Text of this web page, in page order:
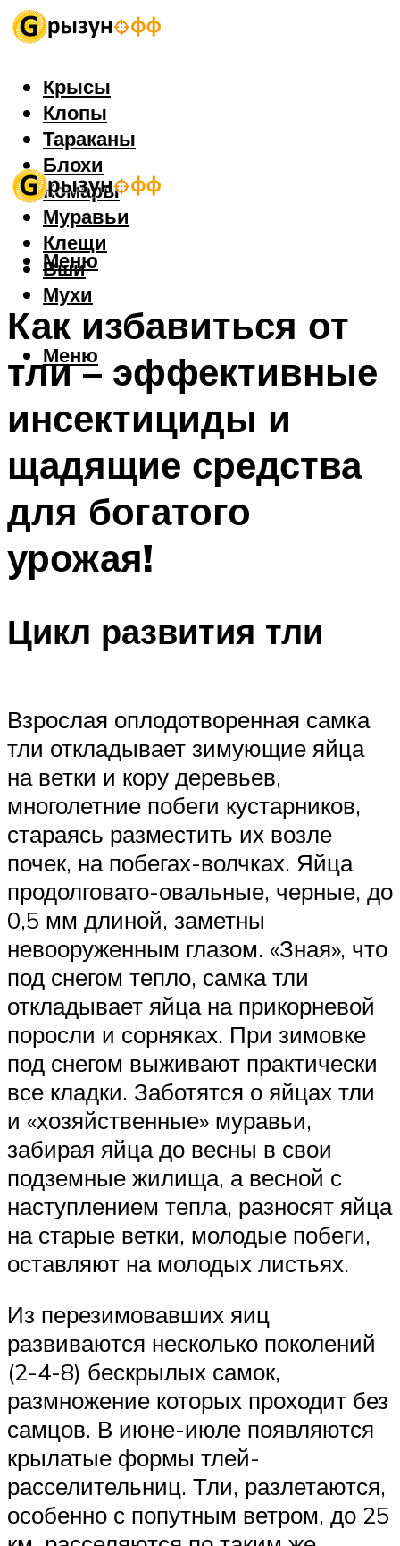
Крысы
Клопы
Тараканы
Блохи
Комары
Муравьи
Клещи
Вши
Мухи
Меню
Меню
Как избавиться от
тли – эффективные
инсектициды и
щадящие средства
для богатого
урожая!
Цикл развития тли
Взрослая оплодотворенная самка
тли откладывает зимующие яйца
на ветки и кору деревьев,
многолетние побеги кустарников,
стараясь разместить их возле
почек, на побегах-волчках. Яйца
продолговато-овальные, черные, до
0,5 мм длиной, заметны
невооруженным глазом. «Зная», что
под снегом тепло, самка тли
откладывает яйца на прикорневой
поросли и сорняках. При зимовке
под снегом выживают практически
все кладки. Заботятся о яйцах тли
и «хозяйственные» муравьи,
забирая яйца до весны в свои
подземные жилища, а весной с
наступлением тепла, разносят яйца
на старые ветки, молодые побеги,
оставляют на молодых листьях.
Из перезимовавших яиц
развиваются несколько поколений
(2-4-8) бескрылых самок,
размножение которых проходит без
самцов. В июне-июле появляются
крылатые формы тлей-
расселительниц. Тли, разлетаются,
особенно с попутным ветром, до 25